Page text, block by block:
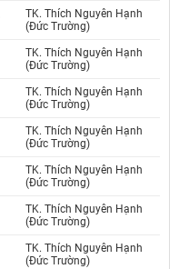
TK. Thích Nguyên Hạnh
(Đức Trường)
TK. Thích Nguyên Hạnh
(Đức Trường)
TK. Thích Nguyên Hạnh
(Đức Trường)
TK. Thích Nguyên Hạnh
(Đức Trường)
TK. Thích Nguyên Hạnh
(Đức Trường)
TK. Thích Nguyên Hạnh
(Đức Trường)
TK. Thích Nguyên Hạnh
(Đức Trường)